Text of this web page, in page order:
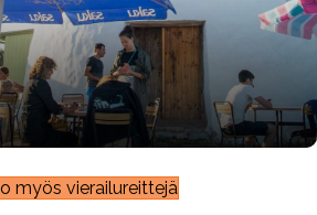
myös vierailureittejä